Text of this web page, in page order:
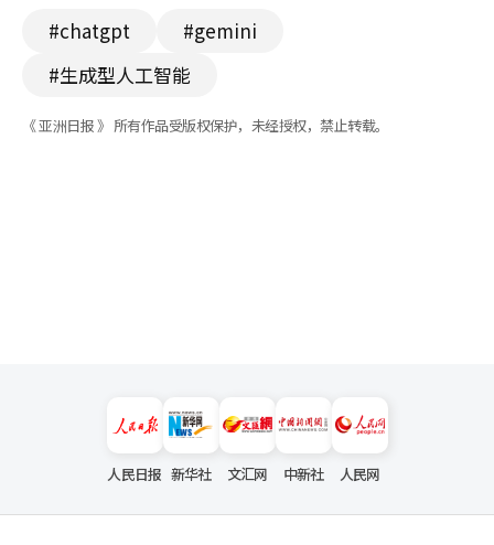
#chatgpt
#gemini
#生成型人工智能
《 亚洲日报 》 所有作品受版权保护，未经授权，禁止转载。
人民日报 新华社 文汇网 中新社 人民网